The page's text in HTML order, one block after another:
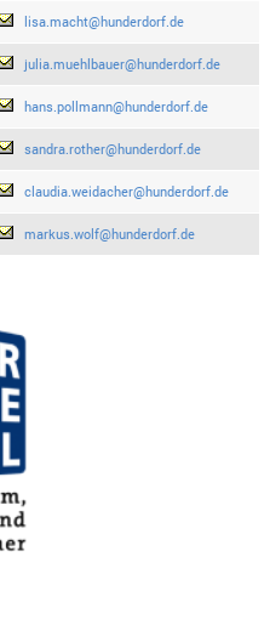
lisa.macht@hunderdorf.de
julia.muehlbauer@hunderdorf.de
hans.pollmann@hunderdorf.de
sandra.rother@hunderdorf.de
claudia.weidacher@hunderdorf.de
markus.wolf@hunderdorf.de